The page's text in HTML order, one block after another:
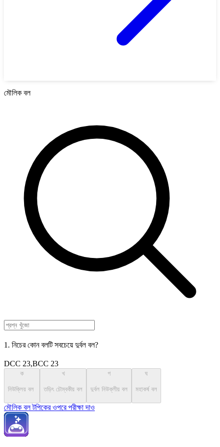
মৌলিক বল
1. নিচের কোন বলটি সবচেয়ে দুর্বল বল?
DCC 23,BCC 23
ক
নিউক্লিয় বল
খ
তড়িৎ চৌম্বকীয় বল
গ
দুর্বল নিউক্লীয় বল
ঘ
মহাকর্ষ বল
মৌলিক বল টপিকের ওপরে পরীক্ষা দাও